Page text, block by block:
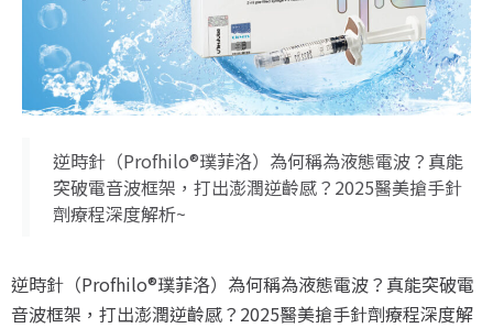
逆時針（Profhilo®璞菲洛）為何稱為液態電波？真能
突破電音波框架，打出澎潤逆齡感？2025醫美搶手針
劑療程深度解析~
逆時針（Profhilo®璞菲洛）為何稱為液態電波？真能突破電
音波框架，打出澎潤逆齡感？2025醫美搶手針劑療程深度解